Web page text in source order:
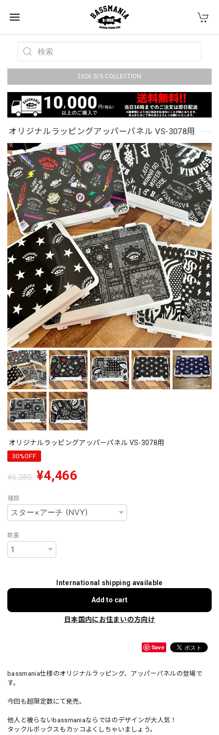
2026 S/S COLLECTION
オリジナルラッピングアッパーパネル VS-3078用
オリジナルラッピングアッパーパネル VS-3078用
30%OFF
¥6,380 ¥4,466
種類
数量
International shipping available
Add to cart
日本国内にお住まいの方向け
Save
bassmania仕様のオリジナルラッピング、アッパーパネルの登場で
す。
今回も超限定数にて発売。
他人と被らないbassmaniaならではのデザインが大人気！
タックルボックスもカッコよくしちゃいましょう。